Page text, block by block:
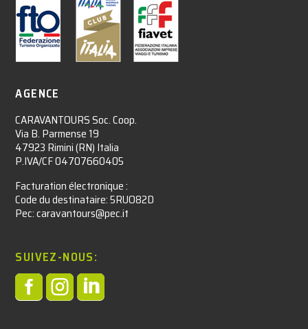
AGENCE
CARAVANTOURS Soc. Coop.
Via B. Parmense 19
47923 Rimini (RN) Italia
P.IVA/CF 04707660405
Facturation électronique :​
Code du destinataire: 5RUO82D
Pec: caravantours@pec.it
SUIVEZ-NOUS:
